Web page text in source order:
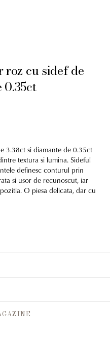
cu sidef de
0.35ct
3.38ct si diamante de 0.35ct
textura si lumina. Sideful
definesc conturul prin
si usor de recunoscut, iar
O piesa delicata, dar cu